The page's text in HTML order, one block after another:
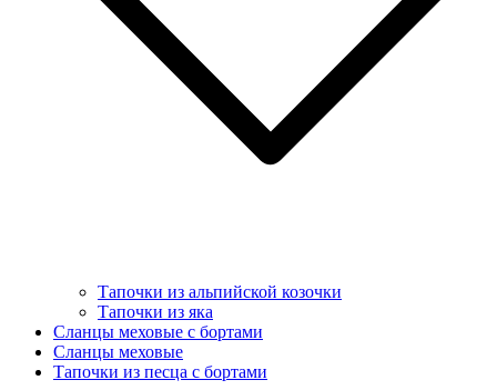
Тапочки из альпийской козочки
Тапочки из яка
Сланцы меховые с бортами
Сланцы меховые
Тапочки из песца с бортами